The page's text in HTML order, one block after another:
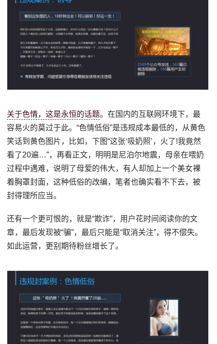
关于色情，这是永恒的话题。在国内的互联网环境下，最
容易火的莫过于此。“色情低俗”是违规成本最低的，从黄色
笑话到黄色图片，比如，下图“这张‘吸奶照’，火了!我竟然
看了20遍…”，再看正文，明明是尼泊尔地震，母亲在喂奶
过程中遇难，说明了母爱的伟大，有人却加上一个美女裸
着胸罩封面，这种低俗的改编，笔者也确实看不下去，被
封得理所应当。
还有一个更可恨的，就是“欺诈”，用户花时间阅读你的文
章，最后发现被“骗”，最后只能是“取消关注”，得不偿失。
如此运营，更别期待粉丝增长了。